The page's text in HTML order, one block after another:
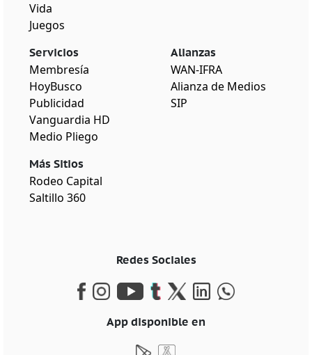
Vida
Juegos
Servicios
Membresía
HoyBusco
Publicidad
Vanguardia HD
Medio Pliego
Más Sitios
Rodeo Capital
Saltillo 360
Alianzas
WAN-IFRA
Alianza de Medios
SIP
Redes Sociales
App disponible en